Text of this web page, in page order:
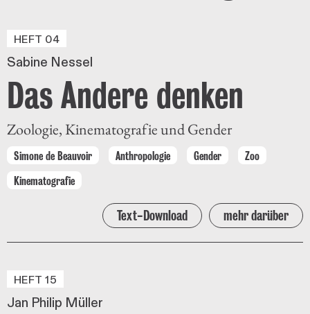
HEFT 04
Sabine Nessel
Das Andere denken
Zoologie, Kinematografie und Gender
Simone de Beauvoir Anthropologie Gender
Zoo
Kinematografie
Text-Download mehr darüber
HEFT 15
Jan Philip Müller